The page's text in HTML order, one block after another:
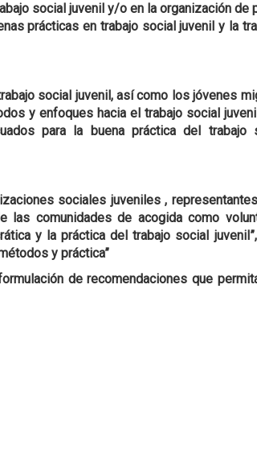
social juvenil y/o en la organización
prácticas en trabajo social juvenil y la
social juvenil, así como los jóvenes
y enfoques hacia el trabajo social
para la buena práctica del trabajo
sociales juveniles ,
las comunidades de acogida como
y la práctica del trabajo social
y práctica”
de recomendaciones que